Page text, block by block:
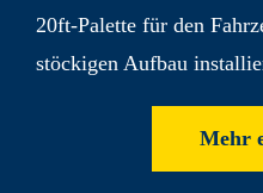
20ft-Palette für den
stöckigen Aufbau
Mehr